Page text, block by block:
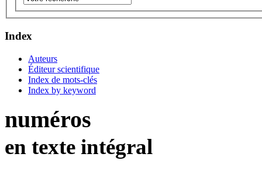
Index
Auteurs
Éditeur scientifique
Index de mots-clés
Index by keyword
numéros
en texte intégral